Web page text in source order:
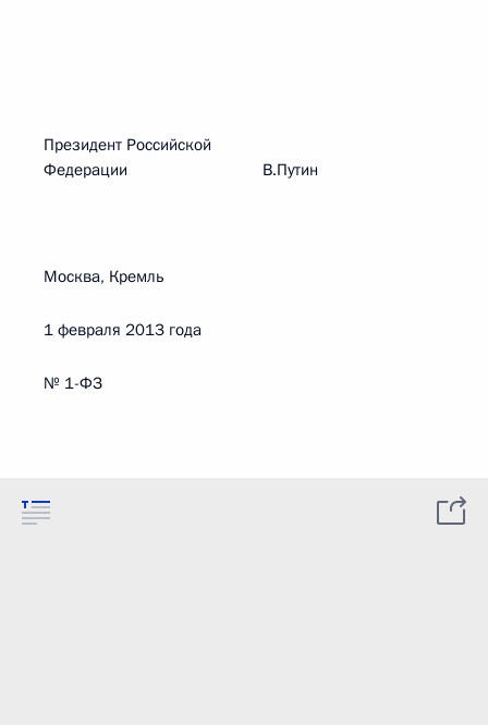
Президент Российской
Федерации В.Путин
Москва, Кремль
1 февраля 2013 года
№ 1-ФЗ